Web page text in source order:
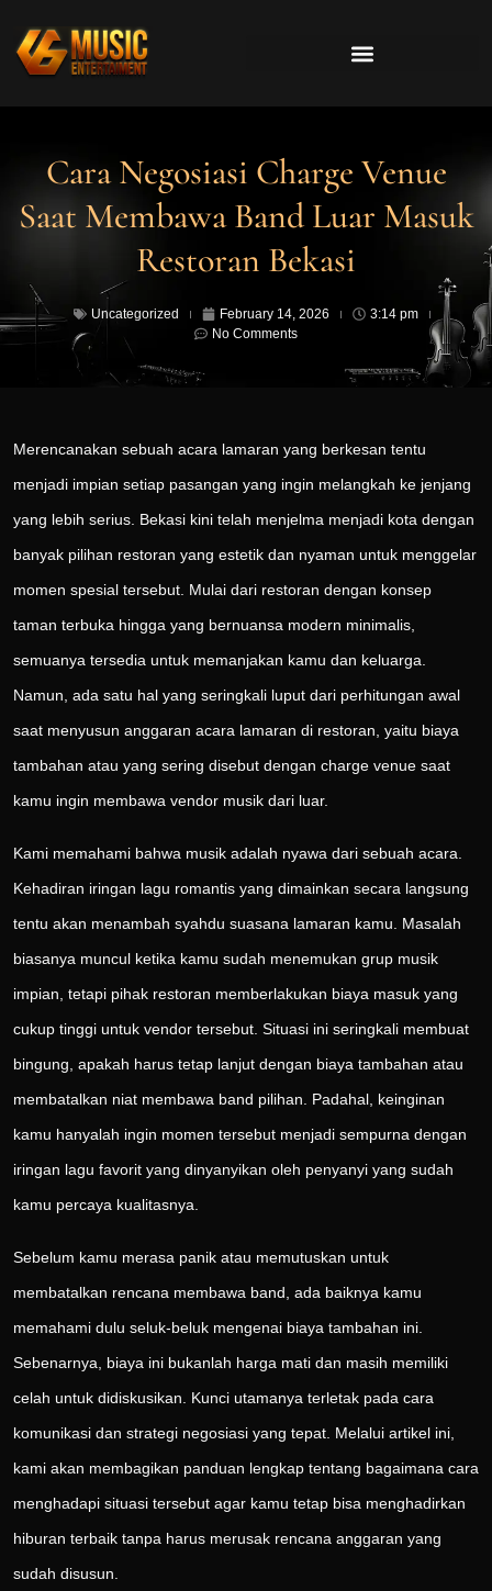
Cara Negosiasi Charge Venue
Saat Membawa Band Luar Masuk
Restoran Bekasi
Uncategorized February 14, 2026
3:14 pm
No Comments
Merencanakan sebuah acara lamaran yang berkesan tentu
menjadi impian setiap pasangan yang ingin melangkah ke jenjang
yang lebih serius. Bekasi kini telah menjelma menjadi kota dengan
banyak pilihan restoran yang estetik dan nyaman untuk menggelar
momen spesial tersebut. Mulai dari restoran dengan konsep
taman terbuka hingga yang bernuansa modern minimalis,
semuanya tersedia untuk memanjakan kamu dan keluarga.
Namun, ada satu hal yang seringkali luput dari perhitungan awal
saat menyusun anggaran acara lamaran di restoran, yaitu biaya
tambahan atau yang sering disebut dengan charge venue saat
kamu ingin membawa vendor musik dari luar.
Kami memahami bahwa musik adalah nyawa dari sebuah acara.
Kehadiran iringan lagu romantis yang dimainkan secara langsung
tentu akan menambah syahdu suasana lamaran kamu. Masalah
biasanya muncul ketika kamu sudah menemukan grup musik
impian, tetapi pihak restoran memberlakukan biaya masuk yang
cukup tinggi untuk vendor tersebut. Situasi ini seringkali membuat
bingung, apakah harus tetap lanjut dengan biaya tambahan atau
membatalkan niat membawa band pilihan. Padahal, keinginan
kamu hanyalah ingin momen tersebut menjadi sempurna dengan
iringan lagu favorit yang dinyanyikan oleh penyanyi yang sudah
kamu percaya kualitasnya.
Sebelum kamu merasa panik atau memutuskan untuk
membatalkan rencana membawa band, ada baiknya kamu
memahami dulu seluk-beluk mengenai biaya tambahan ini.
Sebenarnya, biaya ini bukanlah harga mati dan masih memiliki
celah untuk didiskusikan. Kunci utamanya terletak pada cara
komunikasi dan strategi negosiasi yang tepat. Melalui artikel ini,
kami akan membagikan panduan lengkap tentang bagaimana cara
menghadapi situasi tersebut agar kamu tetap bisa menghadirkan
hiburan terbaik tanpa harus merusak rencana anggaran yang
sudah disusun.